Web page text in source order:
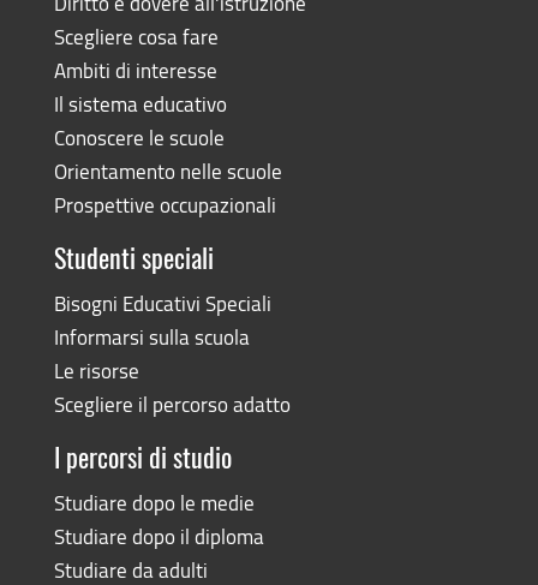
Scegliere cosa fare
Ambiti di interesse
Il sistema educativo
Conoscere le scuole
Orientamento nelle scuole
Prospettive occupazionali
Studenti speciali
Bisogni Educativi Speciali
Informarsi sulla scuola
Le risorse
Scegliere il percorso adatto
I percorsi di studio
Studiare dopo le medie
Studiare dopo il diploma
Studiare da adulti